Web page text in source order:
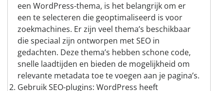
een WordPress-thema, is het belangrijk om er
een te selecteren die geoptimaliseerd is voor
zoekmachines. Er zijn veel thema’s beschikbaar
die speciaal zijn ontworpen met SEO in
gedachten. Deze thema’s hebben schone code,
snelle laadtijden en bieden de mogelijkheid om
relevante metadata toe te voegen aan je pagina’s.
Gebruik SEO-plugins: WordPress heeft